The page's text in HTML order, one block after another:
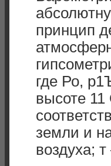
принцип
где Ро,
высоте
земли и
воздуха;